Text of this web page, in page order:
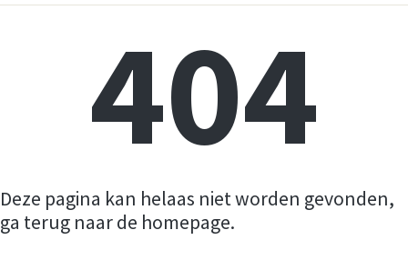
404
Deze pagina kan helaas niet worden gevonden,
ga terug naar de homepage.